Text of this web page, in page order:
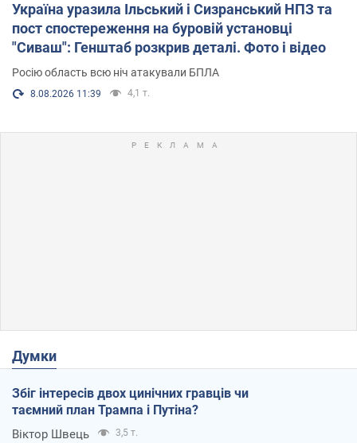
Україна уразила Ільський і Сизранський НПЗ та
пост спостереження на буровій установці
"Сиваш": Генштаб розкрив деталі. Фото і відео
Росію область всю ніч атакували БПЛА
8.08.2026 11:39 4,1 т.
Думки
Збіг інтересів двох цинічних гравців чи
таємний план Трампа і Путіна?
Віктор Швець 3,5 т.